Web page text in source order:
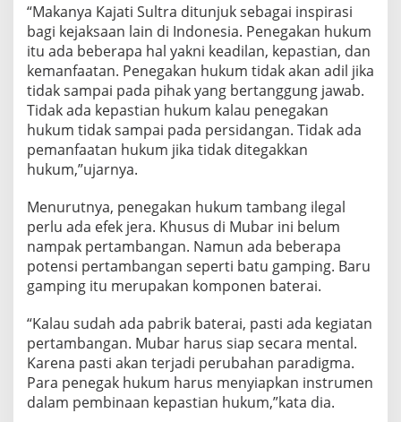
“Makanya Kajati Sultra ditunjuk sebagai inspirasi
bagi kejaksaan lain di Indonesia. Penegakan hukum
itu ada beberapa hal yakni keadilan, kepastian, dan
kemanfaatan. Penegakan hukum tidak akan adil jika
tidak sampai pada pihak yang bertanggung jawab.
Tidak ada kepastian hukum kalau penegakan
hukum tidak sampai pada persidangan. Tidak ada
pemanfaatan hukum jika tidak ditegakkan
hukum,”ujarnya.
Menurutnya, penegakan hukum tambang ilegal
perlu ada efek jera. Khusus di Mubar ini belum
nampak pertambangan. Namun ada beberapa
potensi pertambangan seperti batu gamping. Baru
gamping itu merupakan komponen baterai.
“Kalau sudah ada pabrik baterai, pasti ada kegiatan
pertambangan. Mubar harus siap secara mental.
Karena pasti akan terjadi perubahan paradigma.
Para penegak hukum harus menyiapkan instrumen
dalam pembinaan kepastian hukum,”kata dia.